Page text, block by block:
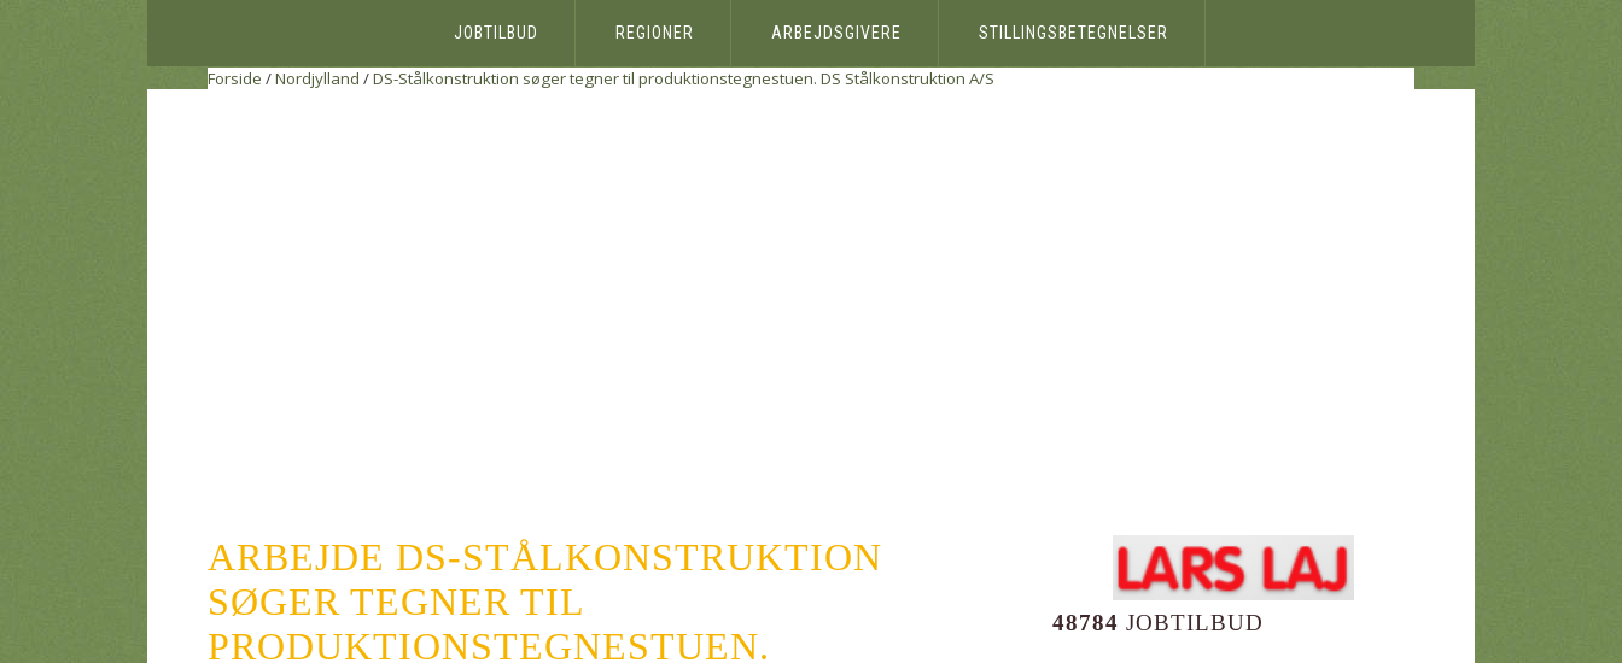
JOBTILBUD REGIONER ARBEJDSGIVERE STILLINGSBETEGNELSER
Forside /Nordjylland /DS-Stålkonstruktion søger tegner til produktionstegnestuen. DS Stålkonstruktion A/S
ARBEJDE DS-STÅLKONSTRUKTION
SØGER TEGNER TIL
PRODUKTIONSTEGNESTUEN.
48784 JOBTILBUD